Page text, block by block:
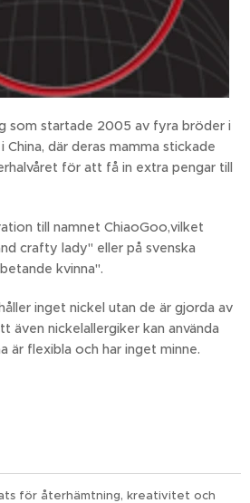
som startade 2005 av fyra bröder i
China, där deras mamma stickade
för att få in extra pengar till
till namnet ChiaoGoo,vilket
crafty lady" eller på svenska
kvinna".
inget nickel utan de är gjorda av
även nickelallergiker kan använda
är flexibla och har inget minne.
för återhämtning, kreativitet och